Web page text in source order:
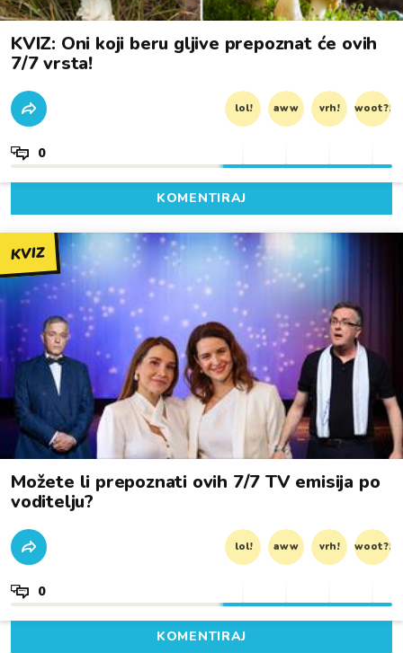
KVIZ: Oni koji beru gljive prepoznat će ovih
7/7 vrsta!
lol! aww vrh! woot?!
0
KOMENTIRAJ
KVIZ
Možete li prepoznati ovih 7/7 TV emisija po
voditelju?
lol! aww vrh! woot?!
0
KOMENTIRAJ